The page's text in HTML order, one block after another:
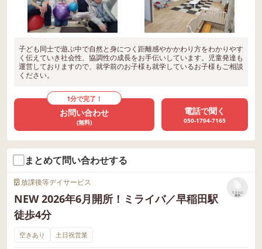
子ども同士で遊ぶ中で自然と身につく距離感やかかわり方をわかりやす
く伝えていき社会性、協調性の成長をお手伝いしています。児童発達も
運営しておりますので、就学前のお子様も就学しているお子様もご相談
ください。
1分で完了！
お問い合わせ
(無料)
電話で聞く
050-1794-7165
まとめて問い合わせする
放課後等デイサービス
NEW 2026年6月開所！ミライバ／早稲田駅
徒歩4分
リストに
保存
空きあり 土日祝営業